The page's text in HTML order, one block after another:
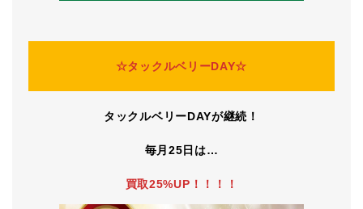
☆タックルベリーDAY☆
タックルベリーDAYが継続！
毎月25日は…
買取25%UP！！！！